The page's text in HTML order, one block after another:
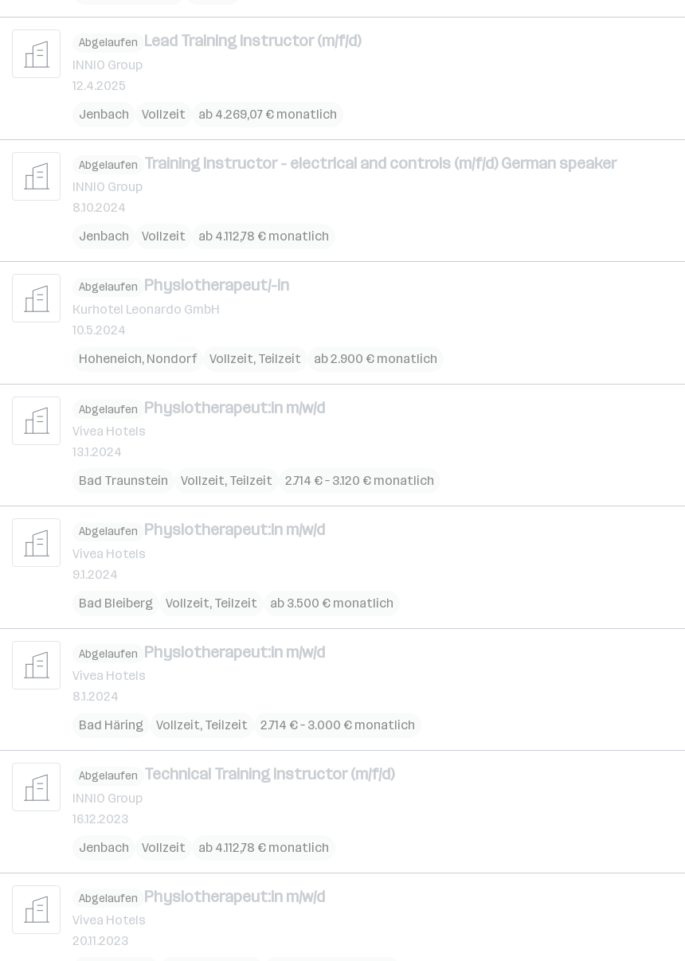
Abgelaufen Lead Training Instructor (m/f/d)
INNIO Group
12.4.2025
Jenbach
Vollzeit ab 4.269,07 € monatlich
Abgelaufen Training Instructor - electrical and controls (m/f/d) German speaker
INNIO Group
8.10.2024
Jenbach
Vollzeit ab 4.112,78 € monatlich
Abgelaufen Physiotherapeut/-in
Kurhotel Leonardo GmbH
10.5.2024
Hoheneich, Nondorf Vollzeit, Teilzeit ab 2.900 € monatlich
Abgelaufen Physiotherapeut:in m/w/d
Vivea Hotels
13.1.2024
Bad Traunstein
Vollzeit, Teilzeit 2.714 € – 3.120 € monatlich
Abgelaufen Physiotherapeut:in m/w/d
Vivea Hotels
9.1.2024
Bad Bleiberg
Vollzeit, Teilzeit ab 3.500 € monatlich
Abgelaufen Physiotherapeut:in m/w/d
Vivea Hotels
8.1.2024
Bad Häring
Vollzeit, Teilzeit 2.714 € – 3.000 € monatlich
Abgelaufen Technical Training Instructor (m/f/d)
INNIO Group
16.12.2023
Jenbach
Vollzeit ab 4.112,78 € monatlich
Abgelaufen Physiotherapeut:in m/w/d
Vivea Hotels
20.11.2023